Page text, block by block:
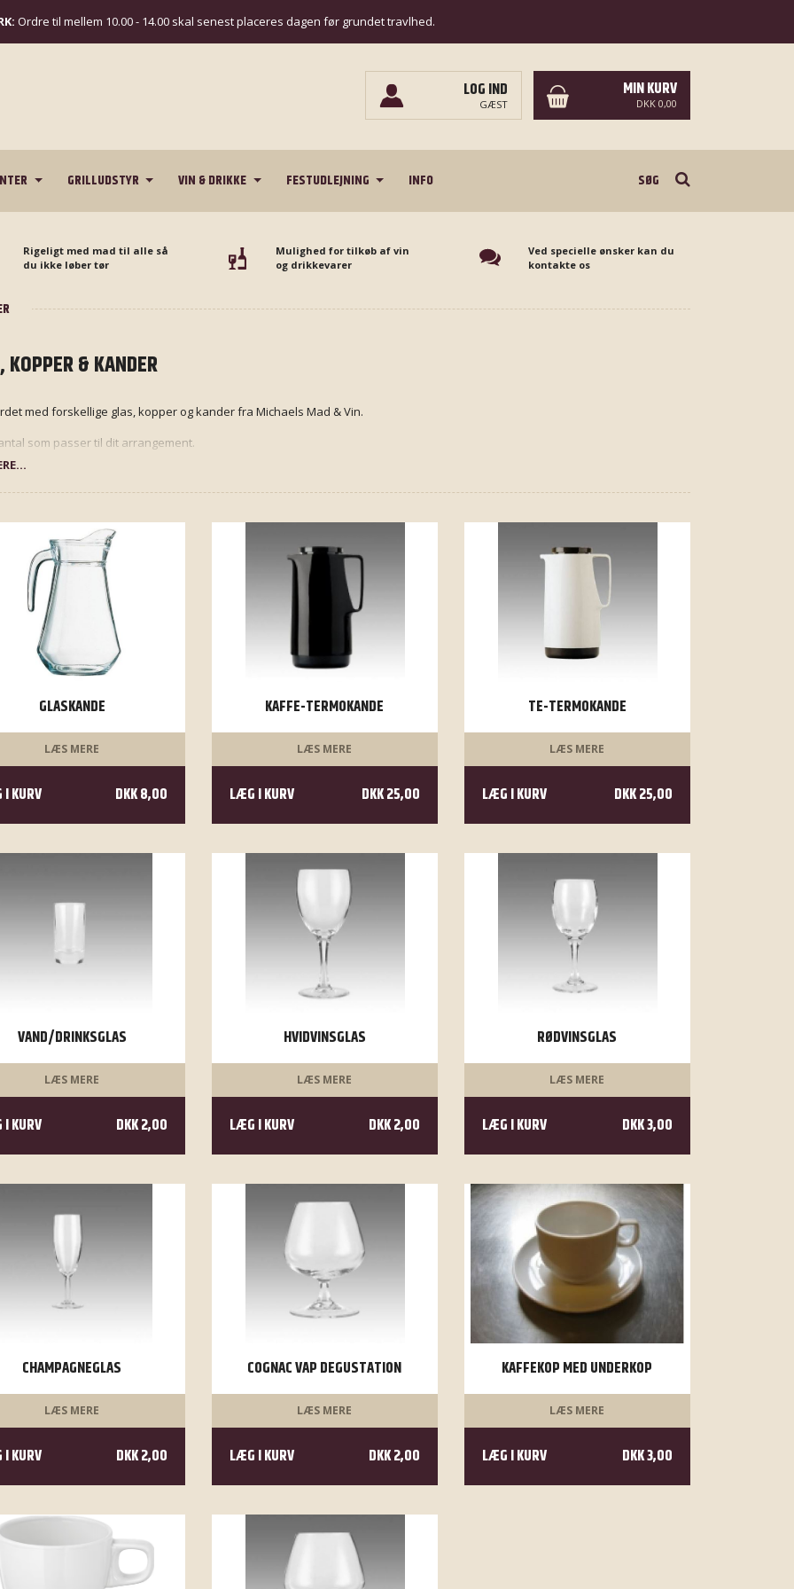
Ordre til mellem 10.00 - 14.00 skal senest placeres dagen før grundet travlhed.
LOG IND
GÆST
MIN KURV
DKK 0,00
GRILLUDSTYR VIN & DRIKKE FESTUDLEJNING INFO
Rigeligt med mad til alle så
du ikke løber tør
Mulighed for tilkøb af vin
og drikkevarer
Ved specielle ønsker kan du
kontakte os
KOPPER & KANDER
med forskellige glas, kopper og kander fra Michaels Mad & Vin.
som passer til dit arrangement.
GLASKANDE
LÆS MERE
KURV DKK 8,00
KAFFE-TERMOKANDE
LÆS MERE
LÆG I KURV DKK 25,00
TE-TERMOKANDE
LÆS MERE
LÆG I KURV DKK 25,00
VAND/DRINKSGLAS
LÆS MERE
KURV DKK 2,00
HVIDVINSGLAS
LÆS MERE
LÆG I KURV DKK 2,00
RØDVINSGLAS
LÆS MERE
LÆG I KURV DKK 3,00
CHAMPAGNEGLAS
LÆS MERE
KURV DKK 2,00
COGNAC VAP DEGUSTATION
LÆS MERE
LÆG I KURV DKK 2,00
KAFFEKOP MED UNDERKOP
LÆS MERE
LÆG I KURV DKK 3,00